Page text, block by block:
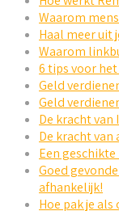
Waarom
Haal meer uit
Waarom
6 tips voor het
Geld
Geld
De kracht
De kracht van
Een
Goed
afhankelijk!
Hoe pak je